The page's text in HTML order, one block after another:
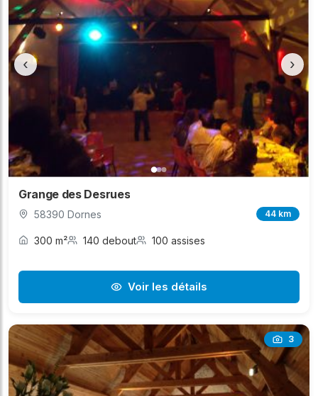
‹ ›
Grange des Desrues
58390 Dornes 44 km
300 m² 140 debout 100 assises
Voir les détails
3